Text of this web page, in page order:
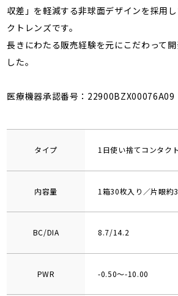
収差」を軽減する非球面デザインを採用
クトレンズです。
長きにわたる販売経験を元にこだわって
した。
医療機器承認番号：22900BZX00076A09
タイプ 1日使い捨てコンタク
内容量 1箱30枚入り／片眼約
BC/DIA 8.7/14.2
PWR -0.50～-10.00